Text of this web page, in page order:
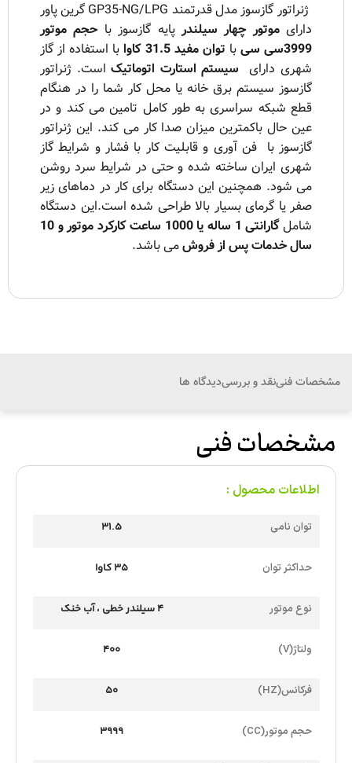
ژنراتور گازسوز مدل قدرتمند GP35-NG/LPG گرین پاور
دارایموتور چهار سیلندر پایه گازسوز با حجم موتور
3999سی سی
با توان مفید 31.5 کاوا
با استفاده از گاز
شهری دارای سیستم استارت اتوماتیکاست. ژنراتور
گازسوز سیستم برق خانه یا محل کار شما را در هنگام
قطع شبکه سراسری به طور کامل تامین می کند و در
عین حال باکمترین میزان صدا کار می کند. این ژنراتور
گازسوز با فن آوری و قابلیت کار با فشار و شرایط گاز
شهری ایران ساخته شده و حتی در شرایط سرد روشن
می شود. همچنین این دستگاه برای کار در دماهای زیر
صفر یا گرمای بسیار بالا طراحی شده است.این دستگاه
شامل
گارانتی 1 ساله یا 1000 ساعت کارکرد موتور و 10
سال خدمات پس از فروشمی باشد.
مشخصات فنینقد و بررسیدیدگاه ها
مشخصات فنی
اطلاعات محصول :
توان نامی 31.5
حداکثر توان 35 کاوا
نوع موتور 4 سیلندر خطی ، آب خنک
ولتاژ(V) 400
فرکانس(HZ) 50
حجم موتور(CC) 3999